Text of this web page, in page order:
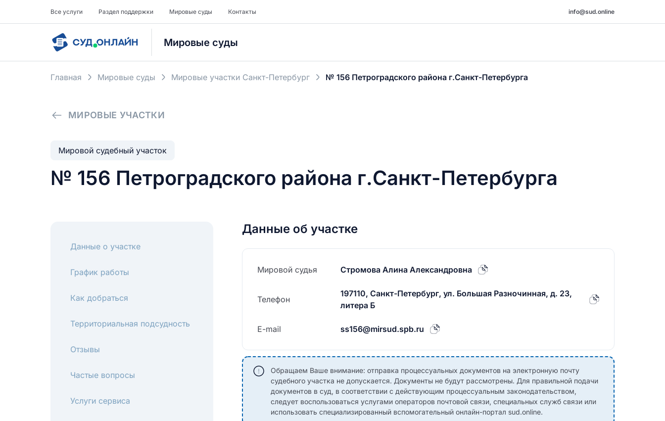
Все услуги Раздел поддержки Мировые суды Контакты info@sud.online
Мировые суды
Главная Мировые суды Мировые участки Санкт-Петербург № 156 Петроградского района г.Санкт-Петербурга
МИРОВЫЕ УЧАСТКИ
Мировой судебный участок
№ 156 Петроградского района г.Санкт-Петербурга
Данные о участке
График работы
Как добраться
Территориальная подсудность
Отзывы
Частые вопросы
Услуги сервиса
Данные об участке
Мировой судья Стромова Алина Александровна
Телефон
197110, Санкт-Петербург, ул. Большая Разночинная, д. 23,
литера Б
E-mail ss156@mirsud.spb.ru
Обращаем Ваше внимание: отправка процессуальных документов на электронную почту
судебного участка не допускается. Документы не будут рассмотрены. Для правильной подачи
документов в суд, в соответствии с действующим процессуальным законодательством,
следует воспользоваться услугами операторов почтовой связи, специальных служб связи или
использовать специализированный вспомогательный онлайн-портал sud.online.